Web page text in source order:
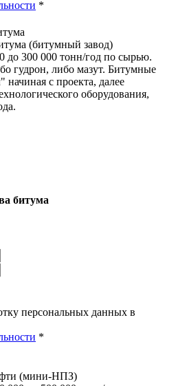
*
(битумный завод)
до 300 000 тонн/год по сырью.
гудрон, либо мазут. Битумные
начиная с проекта, далее
оборудования,
битума
персональных данных в
*
(мини-НПЗ)